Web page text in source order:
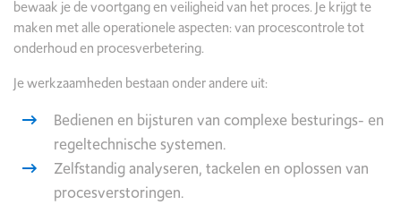
bewaak je de voortgang en veiligheid van het proces. Je krijgt te
maken met alle operationele aspecten: van procescontrole tot
onderhoud en procesverbetering.
Je werkzaamheden bestaan onder andere uit:
Bedienen en bijsturen van complexe besturings- en
regeltechnische systemen.
Zelfstandig analyseren, tackelen en oplossen van
procesverstoringen.